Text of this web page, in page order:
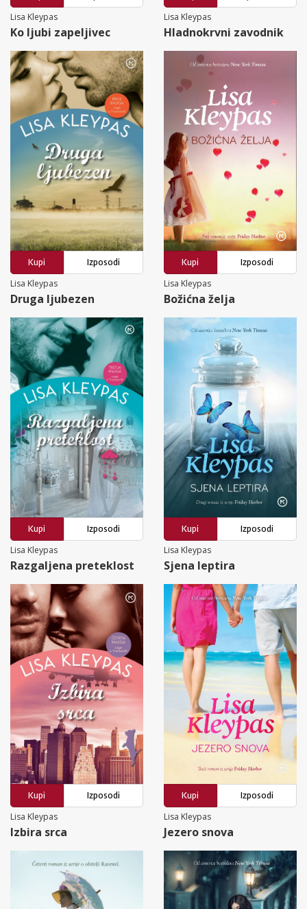
Lisa Kleypas
Ko ljubi zapeljivec
Lisa Kleypas
Hladnokrvni zavodnik
Kupi
Izposodi
Lisa Kleypas
Druga ljubezen
Kupi
Izposodi
Lisa Kleypas
Božićna želja
Kupi
Izposodi
Lisa Kleypas
Razgaljena preteklost
Kupi
Izposodi
Lisa Kleypas
Sjena leptira
Kupi
Izposodi
Lisa Kleypas
Izbira srca
Kupi
Izposodi
Lisa Kleypas
Jezero snova